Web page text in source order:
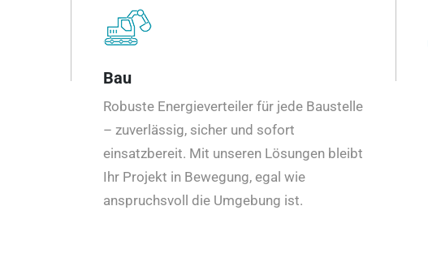
Bau
Robuste Energieverteiler für jede Baustelle
– zuverlässig, sicher und sofort
einsatzbereit. Mit unseren Lösungen bleibt
Ihr Projekt in Bewegung, egal wie
anspruchsvoll die Umgebung ist.